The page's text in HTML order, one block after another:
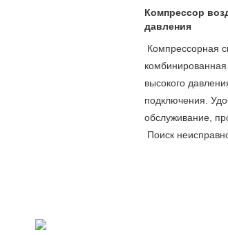
Компрессор
давления
Компрессорная
высокого
подключения.
обслуживание,
Поиск